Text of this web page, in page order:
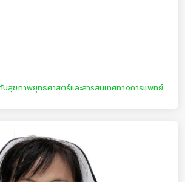
นสุขภาพยุทธศาสตร์และสารสนเทศทางการแพทย์